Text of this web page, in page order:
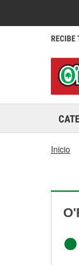
RECIBE
Inicio